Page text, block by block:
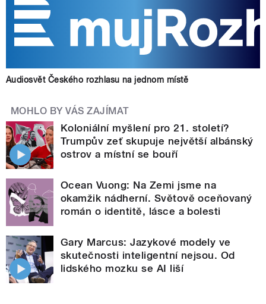
Audiosvět Českého rozhlasu na jednom místě
MOHLO BY VÁS ZAJÍMAT
Koloniální myšlení pro 21. století?
Trumpův zeť skupuje největší albánský
ostrov a místní se bouří
Ocean Vuong: Na Zemi jsme na
okamžik nádherní. Světově oceňovaný
román o identitě, lásce a bolesti
Gary Marcus: Jazykové modely ve
skutečnosti inteligentní nejsou. Od
lidského mozku se AI liší